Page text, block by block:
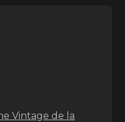
Vintage de la